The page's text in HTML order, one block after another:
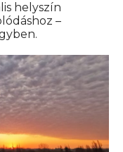
helyszín
–